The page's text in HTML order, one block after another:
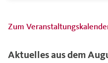
Zum
Aktuelles aus dem